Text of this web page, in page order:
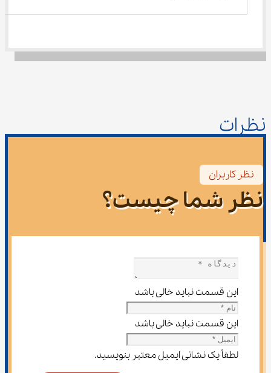
نظرات
نظر کاربران
نظر شما چیست؟
این قسمت نباید خالی باشد
این قسمت نباید خالی باشد
لطفاً یک نشانی ایمیل معتبر بنویسید.